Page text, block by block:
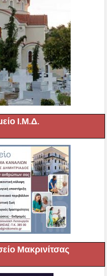
Ι.Μ.Δ.
Μακρινίτσας